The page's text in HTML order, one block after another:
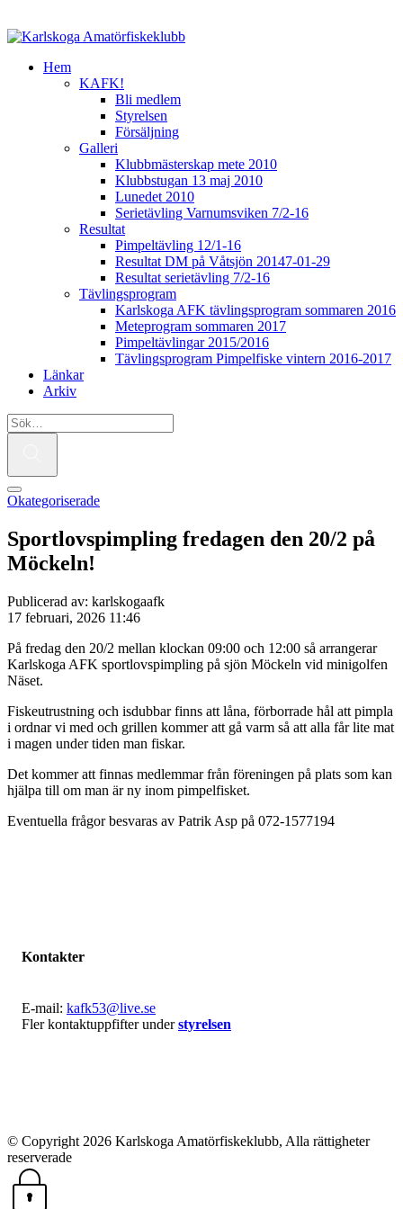
Hem
KAFK!
Bli medlem
Styrelsen
Försäljning
Galleri
Klubbmästerskap mete 2010
Klubbstugan 13 maj 2010
Lunedet 2010
Serietävling Varnumsviken 7/2-16
Resultat
Pimpeltävling 12/1-16
Resultat DM på Våtsjön 20147-01-29
Resultat serietävling 7/2-16
Tävlingsprogram
Karlskoga AFK tävlingsprogram sommaren 2016
Meteprogram sommaren 2017
Pimpeltävlingar 2015/2016
Tävlingsprogram Pimpelfiske vintern 2016-2017
Länkar
Arkiv
Okategoriserade
Sportlovspimpling fredagen den 20/2 på
Möckeln!
Publicerad av: karlskogaafk
17 februari, 2026 11:46
På fredag den 20/2 mellan klockan 09:00 och 12:00 så arrangerar
Karlskoga AFK sportlovspimpling på sjön Möckeln vid minigolfen
Näset.
Fiskeutrustning och isdubbar finns att låna, förborrade hål att pimpla
i ordnar vi med och grillen kommer att gå varm så att alla får lite mat
i magen under tiden man fiskar.
Det kommer att finnas medlemmar från föreningen på plats som kan
hjälpa till om man är ny inom pimpelfisket.
Eventuella frågor besvaras av Patrik Asp på 072-1577194
Kontakter
E-mail: kafk53@live.se
Fler kontaktuppfifter understyrelsen
© Copyright 2026 Karlskoga Amatörfiskeklubb, Alla rättigheter
reserverade